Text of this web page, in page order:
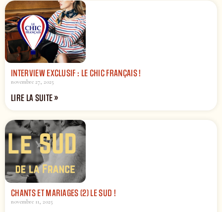
INTERVIEW EXCLUSIF : LE CHIC FRANÇAIS !
novembre 27, 2025
LIRE LA SUITE »
CHANTS ET MARIAGES (2) LE SUD !
novembre 11, 2025